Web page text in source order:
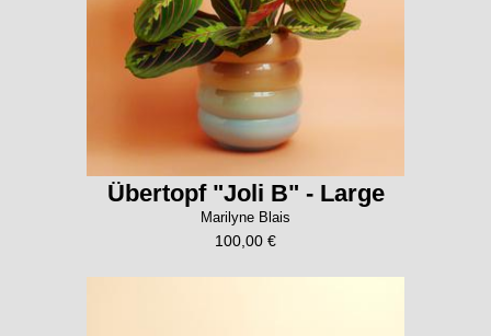
Übertopf "Joli B" - Large
Marilyne Blais
100,00 €